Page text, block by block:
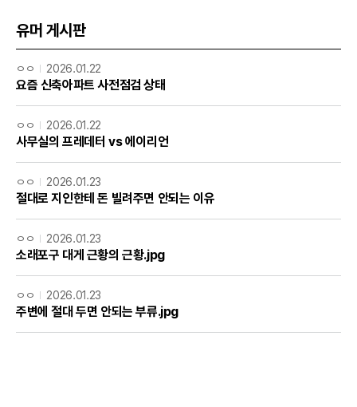
유머 게시판
ㅇㅇ 2026.01.22
요즘 신축아파트 사전점검 상태
ㅇㅇ 2026.01.22
사무실의 프레데터 vs 에이리언
ㅇㅇ 2026.01.23
절대로 지인한테 돈 빌려주면 안되는 이유
ㅇㅇ 2026.01.23
소래포구 대게 근황의 근황.jpg
ㅇㅇ 2026.01.23
주변에 절대 두면 안되는 부류.jpg